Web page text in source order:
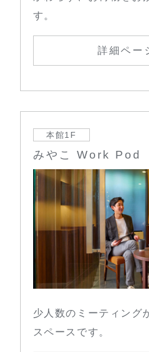
す。
詳細ペー
本館1F
みやこ Work Pod
少人数のミーティング
スペースです。